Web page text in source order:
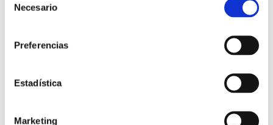
Necesario
Preferencias
Estadística
Marketing
Category:
Portfolio
Date: